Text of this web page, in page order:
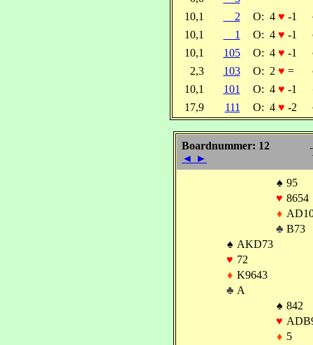
10,1
2 O: 4 ♥ -1
10,1
1 O: 4 ♥ -1
10,1
105 O: 4 ♥ -1
2,3
103 O: 2 ♥ =
10,1
101 O: 4 ♥ -1
17,9
111 O: 4 ♥ -2
Boardnummer: 12
◄ ►
♠ 95
♥ 8654
♦
♣ B73
♠ AKD73
♥ 72
♦ K9643
♣ A
♠ 842
♥
♦ 5